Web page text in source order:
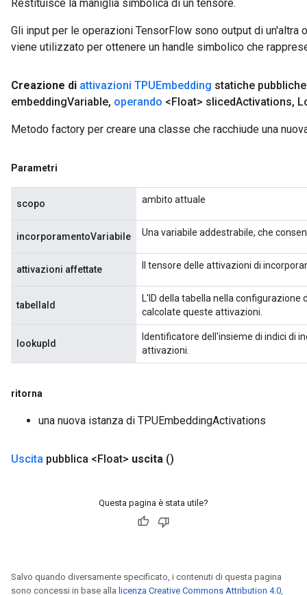
Restituisce la maniglia simbolica di un tensore.
Gli input per le operazioni TensorFlow sono output di un'altra
viene utilizzato per ottenere un handle simbolico che
Creazione di attivazioni TPUEmbedding statiche pubbliche
embeddingVariable, operando <Float> slicedActivations,
Metodo factory per creare una classe che racchiude una
Parametri
scopo ambito attuale
incorporamentoVariabile Una variabile addestrabile, che
attivazioni affettate Il tensore delle attivazioni di
tabellaId
L'ID della tabella nella
calcolate queste attivazioni.
lookupId
Identificatore dell'insieme di indici di
attivazioni.
ritorna
una nuova istanza di TPUEmbeddingActivations
Uscita pubblica <Float> uscita ()
Questa pagina è stata utile?
Salvo quando diversamente specificato, i contenuti di questa pagina
sono concessi in base alla licenza Creative Commons Attribution 4.0